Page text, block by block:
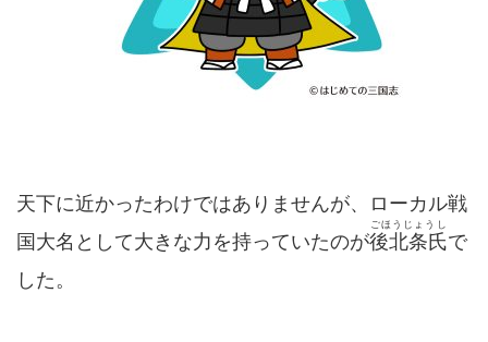
天下に近かったわけではありませんが、ローカル戦
国大名として大きな力を持っていたのが後北条氏
ごほうじょうし
で
した。